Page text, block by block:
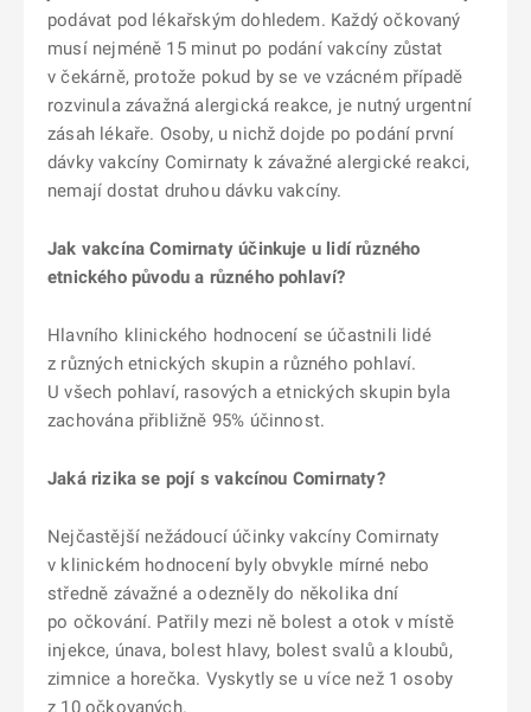
podávat pod lékařským dohledem. Každý očkovaný
musí nejméně 15 minut po podání vakcíny zůstat
v čekárně, protože pokud by se ve vzácném případě
rozvinula závažná alergická reakce, je nutný urgentní
zásah lékaře. Osoby, u nichž dojde po podání první
dávky vakcíny Comirnaty k závažné alergické reakci,
nemají dostat druhou dávku vakcíny.
Jak vakcína Comirnaty účinkuje u lidí různého
etnického původu a různého pohlaví?
Hlavního klinického hodnocení se účastnili lidé
z různých etnických skupin a různého pohlaví.
U všech pohlaví, rasových a etnických skupin byla
zachována přibližně 95% účinnost.
Jaká rizika se pojí s vakcínou Comirnaty?
Nejčastější nežádoucí účinky vakcíny Comirnaty
v klinickém hodnocení byly obvykle mírné nebo
středně závažné a odezněly do několika dní
po očkování. Patřily mezi ně bolest a otok v místě
injekce, únava, bolest hlavy, bolest svalů a kloubů,
zimnice a horečka. Vyskytly se u více než 1 osoby
z 10 očkovaných.